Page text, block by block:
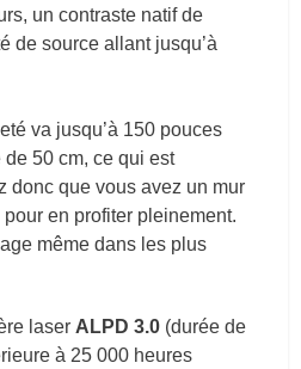
un contraste natif de
de source allant jusqu’à
va jusqu’à 150 pouces
de 50 cm, ce qui est
donc que vous avez un mur
en profiter pleinement.
même dans les plus
laser ALPD 3.0 (durée de
à 25 000 heures